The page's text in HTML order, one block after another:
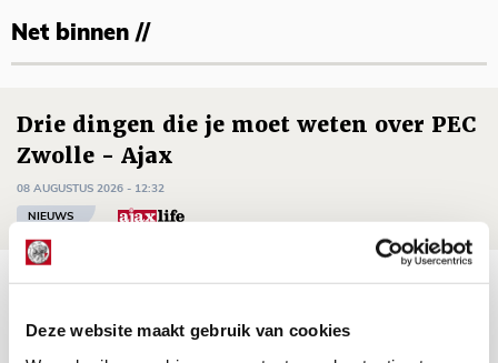
Deze website maakt gebruik van cookies
Net binnen //
Drie dingen die je moet weten over PEC
Zwolle - Ajax
08 AUGUSTUS 2026 - 12:32
NIEUWS
Míchels elf: met welke formatie begin
jij aan nieuw eredivisieseizoen?